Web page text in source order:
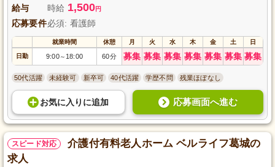
給与 時給 1,500円
応募要件必須: 看護師
就業時間 休憩 月 火 水 木 金 土 日
日勤 9:00～ 18:00 60分 募集 募集 募集 募集 募集 募集 募集
50代活躍 未経験可 新卒可 40代活躍 学歴不問 残業ほぼなし
お気に入り に追加 応募画面へ進む
スピード対応
介護付有料老人ホーム ベルライフ葛城の
求人